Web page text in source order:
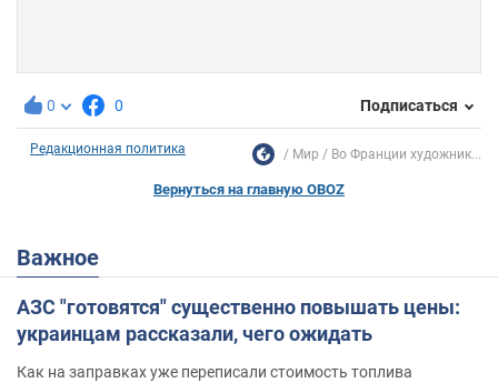
0 0 Подписаться
Редакционная политика Мир Во Франции художник...
Вернуться на главную OBOZ
Важное
АЗС "готовятся" существенно повышать цены:
украинцам рассказали, чего ожидать
Как на заправках уже переписали стоимость топлива